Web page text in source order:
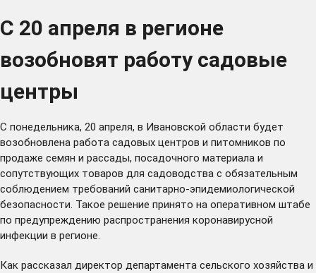
С 20 апреля в регионе
возобновят работу садовые
центры
С понедельника, 20 апреля, в Ивановской области будет
возобновлена работа садовых центров и питомников по
продаже семян и рассады, посадочного материала и
сопутствующих товаров для садоводства с обязательным
соблюдением требований санитарно-эпидемиологической
безопасности. Такое решение принято на оперативном штабе
по предупреждению распространения коронавирусной
инфекции в регионе.
Как рассказал директор департамента сельского хозяйства и